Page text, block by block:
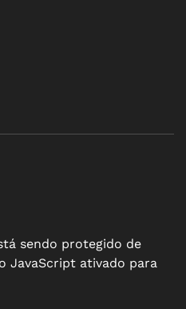
sendo protegido de
JavaScript ativado para